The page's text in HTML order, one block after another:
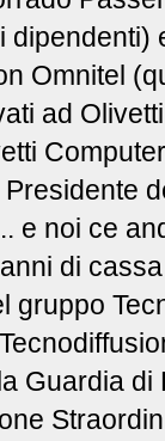
Omnitel
ad
e noi ce
di
gruppo
Guardia